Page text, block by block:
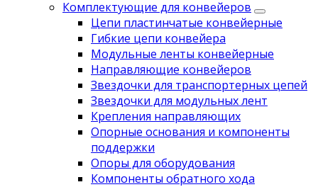
Комплектующие для конвейеров
Цепи пластинчатые конвейерные
Гибкие цепи конвейера
Модульные ленты конвейерные
Направляющие конвейеров
Звездочки для транспортерных цепей
Звездочки для модульных лент
Крепления направляющих
Опорные основания и компоненты
поддержки
Опоры для оборудования
Компоненты обратного хода